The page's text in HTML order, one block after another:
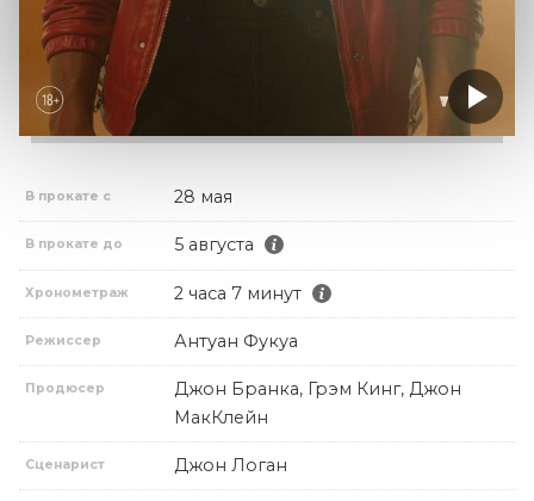
В прокате с 28 мая
В прокате до 5 августа
Хронометраж 2 часа 7 минут
Режиссер Антуан Фукуа
Продюсер
Джон Бранка, Грэм Кинг, Джон
МакКлейн
Сценарист Джон Логан